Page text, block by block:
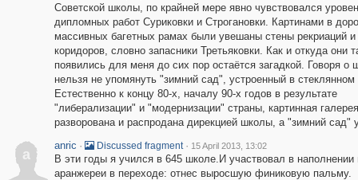
Советской школы, по крайней мере явно чувствовался
дипломных работ Суриковки и Строгановки. Картинами в
массивных багетных рамах были увешаны стены рекриаций и
коридоров, словно запасники Третьяковки. Как и откуда они
появились для меня до сих пор остаётся загадкой. Говоря о
нельзя не упомянуть "зимний сад", устроенный в стеклянном
Естественно к концу 80-х, началу 90-х годов в результате
"либерализации" и "модернизации" страны, картинная
разворована и распродана дирекцией школы, а "зимний сад"
a
anric · Discussed fragment · 15 April 2013, 13:02
В эти годы я учился в 645 школе.И участвовал в наполнении
аранжереи в переходе: отнес выросшую финиковую пальму.